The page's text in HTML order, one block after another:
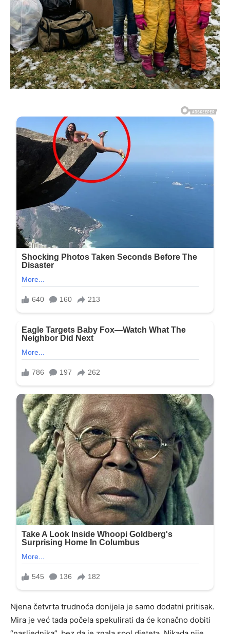
Njena četvrta trudnoća donijela je samo dodatni pritisak.
Mira je već tada počela spekulirati da će konačno dobiti